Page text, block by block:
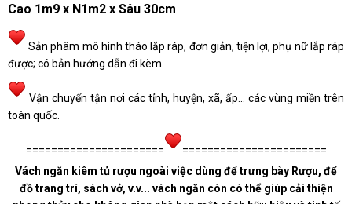
Cao 1m9 x N1m2 x Sâu 30cm
Sản phâm mô hình tháo lắp ráp, đơn giản, tiện lợi, phụ nữ lắp ráp
được; có bản hướng dẫn đi kèm.
Vận chuyển tận nơi các tỉnh, huyện, xã, ấp... các vùng miền trên
toàn quốc.
======================
=======================
Vách ngăn kiêm tủ rượu ngoài việc dùng để trưng bày Rượu, để
đồ trang trí, sách vở, v.v... vách ngăn còn có thể giúp cải thiện